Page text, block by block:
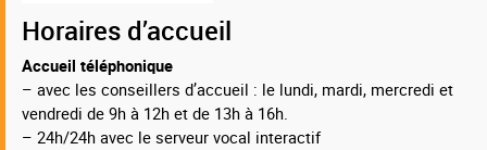
Horaires d’accueil
Accueil téléphonique
– avec les conseillers d’accueil : le lundi, mardi, mercredi et
vendredi de 9h à 12h et de 13h à 16h.
– 24h/24h avec le serveur vocal interactif